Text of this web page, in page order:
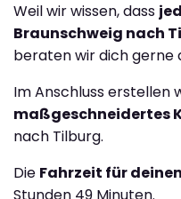
Weil wir wissen, dass
Braunschweig nach
beraten wir dich gerne
Im Anschluss erstellen
maßgeschneidertes
nach Tilburg.
Die Fahrzeit für